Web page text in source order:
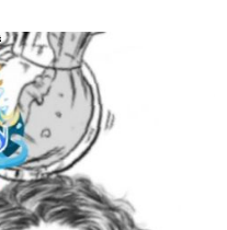
да је Вага рекла лаж.
да је то иста
поверовати? Помислите
Почео је као
је и постао познат
Ово је био сјајан и